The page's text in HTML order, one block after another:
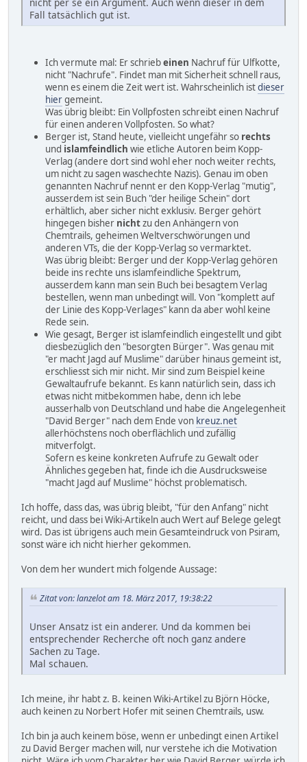
Fall tatsächlich gut ist.
Ich vermute mal: Er schriebeinen Nachruf für Ulfkotte,
nicht "Nachrufe". Findet man mit Sicherheit schnell raus,
wenn es einem die Zeit wert ist. Wahrscheinlich istdieser
hiergemeint.
Was übrig bleibt: Ein Vollpfosten schreibt einen Nachruf
für einen anderen Vollpfosten. So what?
Berger ist, Stand heute, vielleicht ungefähr so rechts
und islamfeindlich wie etliche Autoren beim Kopp-
Verlag (andere dort sind wohl eher noch weiter rechts,
um nicht zu sagen waschechte Nazis). Genau im oben
genannten Nachruf nennt er den Kopp-Verlag "mutig",
ausserdem ist sein Buch "der heilige Schein" dort
erhältlich, aber sicher nicht exklusiv. Berger gehört
hingegen bisher nichtzu den Anhängern von
Chemtrails, geheimen Weltverschwörungen und
anderen VTs, die der Kopp-Verlag so vermarktet.
Was übrig bleibt: Berger und der Kopp-Verlag gehören
beide ins rechte uns islamfeindliche Spektrum,
ausserdem kann man sein Buch bei besagtem Verlag
bestellen, wenn man unbedingt will. Von "komplett auf
der Linie des Kopp-Verlages" kann da aber wohl keine
Rede sein.
Wie gesagt, Berger ist islamfeindlich eingestellt und gibt
diesbezüglich den "besorgten Bürger". Was genau mit
"er macht Jagd auf Muslime" darüber hinaus gemeint ist,
erschliesst sich mir nicht. Mir sind zum Beispiel keine
Gewaltaufrufe bekannt. Es kann natürlich sein, dass ich
etwas nicht mitbekommen habe, denn ich lebe
ausserhalb von Deutschland und habe die Angelegenheit
"David Berger" nach dem Ende von kreuz.net
allerhöchstens noch oberflächlich und zufällig
mitverfolgt.
Sofern es keine konkreten Aufrufe zu Gewalt oder
Ähnliches gegeben hat, finde ich die Ausdrucksweise
"macht Jagd auf Muslime" höchst problematisch.
Ich hoffe, dass das, was übrig bleibt, "für den Anfang" nicht
reicht, und dass bei Wiki-Artikeln auch Wert auf Belege gelegt
wird. Das ist übrigens auch mein Gesamteindruck von Psiram,
sonst wäre ich nicht hierher gekommen.
Von dem her wundert mich folgende Aussage:
Zitat von: lanzelot am 18. März 2017, 19:38:22
Unser Ansatz ist ein anderer. Und da kommen bei
entsprechender Recherche oft noch ganz andere
Sachen zu Tage.
Mal schauen.
Ich meine, ihr habt z. B. keinen Wiki-Artikel zu Björn Höcke,
auch keinen zu Norbert Hofer mit seinen Chemtrails, usw.
Ich bin ja auch keinem böse, wenn er unbedingt einen Artikel
zu David Berger machen will, nur verstehe ich die Motivation